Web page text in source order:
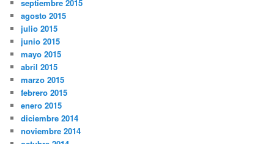
septiembre 2015
agosto 2015
julio 2015
junio 2015
mayo 2015
abril 2015
marzo 2015
febrero 2015
enero 2015
diciembre 2014
noviembre 2014